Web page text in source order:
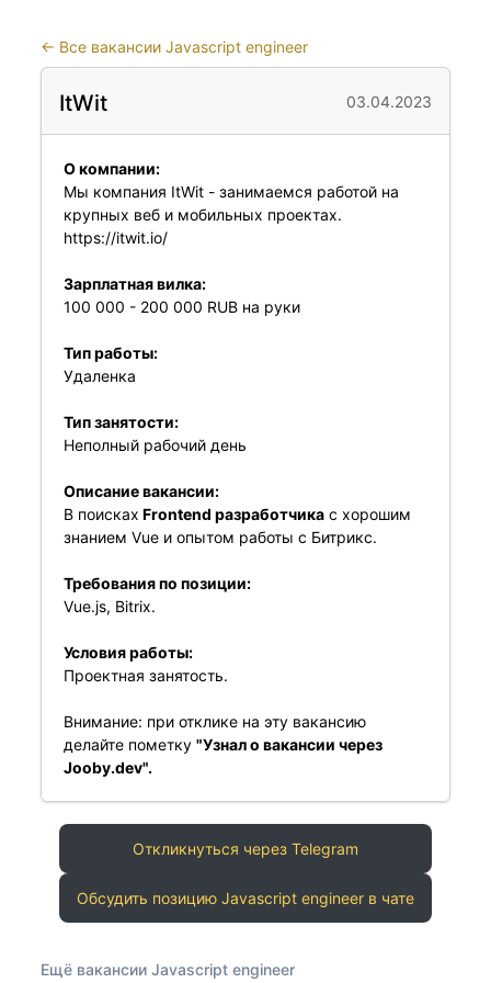
← Все вакансии Javascript engineer
ItWit 03.04.2023
О компании:
Мы компания ItWit - занимаемся работой на
крупных веб и мобильных проектах.
https://itwit.io/
Зарплатная вилка:
100 000 - 200 000 RUB на руки
Тип работы:
Удаленка
Тип занятости:
Неполный рабочий день
Описание вакансии:
В поисках Frontend разработчикас хорошим
знанием Vue и опытом работы с Битрикс.
Требования по позиции:
Vue.js, Bitrix.
Условия работы:
Проектная занятость.
Внимание: при отклике на эту вакансию
делайте пометку "Узнал о вакансии через
Jooby.dev".
Откликнуться через Telegram
Обсудить позицию Javascript engineer в чате
Ещё вакансии Javascript engineer